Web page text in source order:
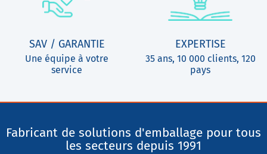
SAV / GARANTIE
Une équipe à votre
service
EXPERTISE
35 ans, 10 000 clients, 120
pays
Fabricant de solutions d'emballage pour tous
les secteurs depuis 1991